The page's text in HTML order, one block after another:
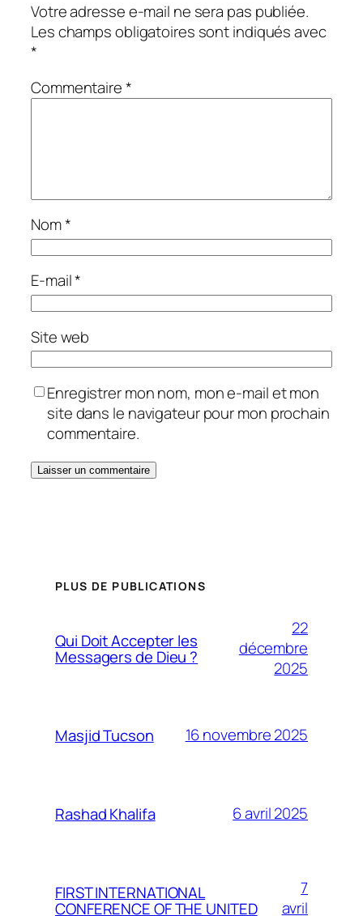
Votre adresse e-mail ne sera pas publiée.
Les champs obligatoires sont indiqués avec
*
Commentaire*
Nom*
E-mail*
Site web
Enregistrer mon nom, mon e-mail et mon
site dans le navigateur pour mon prochain
commentaire.
PLUS DE PUBLICATIONS
Qui Doit Accepter les
Messagers de Dieu ?
22
décembre
2025
Masjid Tucson 16 novembre 2025
Rashad Khalifa 6 avril 2025
FIRST INTERNATIONAL
CONFERENCE OF THE UNITED
7
avril